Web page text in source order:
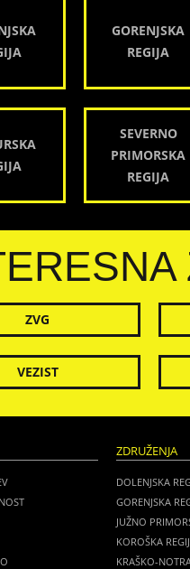
GORENJSKA
REGIJA
SEVERNO
PRIMORSKA
REGIJA
ZVG
VEZIST
ZDRUŽENJA
DOLENJSKA
GORENJSKA
JUŽNO
KOROŠKA
KRAŠKO-